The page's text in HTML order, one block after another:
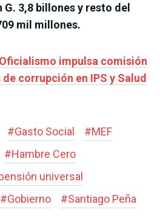
G. 3,8 billones y resto del
mil millones.
impulsa comisión
corrupción en IPS y Salud
#Gasto Social #MEF
#Hambre Cero
universal
#Gobierno #Santiago Peña